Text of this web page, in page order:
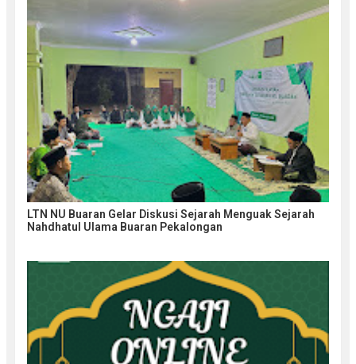
LTN NU Buaran Gelar Diskusi Sejarah Menguak Sejarah
Nahdhatul Ulama Buaran Pekalongan